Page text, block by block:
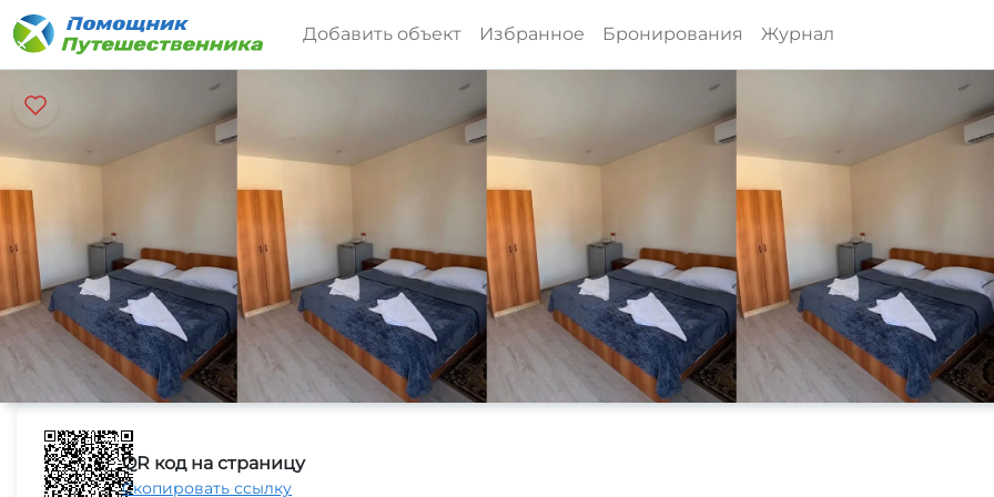
Добавить объект Избранное Бронирования Журнал
QR код на страницу
Скопировать ссылку